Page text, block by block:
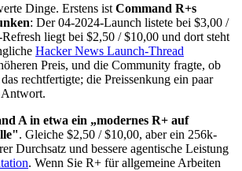
Dinge. Erstens ist Command R+s
: Der 04-2024-Launch listete bei $3,00 /
liegt bei $2,50 / $10,00 und dort steht
Hacker News Launch-Thread
Preis, und die Community fragte, ob
rechtfertigte; die Preissenkung ein paar
Antwort.
A in etwa ein „modernes R+ auf
. Gleiche $2,50 / $10,00, aber ein 256k-
Durchsatz und bessere agentische Leistung
. Wenn Sie R+ für allgemeine Arbeiten